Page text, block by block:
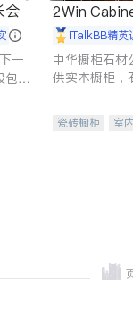
会
一
包
2Win
iTalkBB精英
中华橱柜石材
供实木橱柜，
机。品质厨房
瓷砖橱柜 室